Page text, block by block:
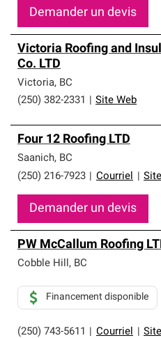
Demander un devis
Victoria Roofing and
Co. LTD
Victoria, BC
(250) 382-2331
Site Web
Four 12 Roofing LTD
Saanich, BC
(250) 216-7923
Courriel
Demander un devis
PW McCallum Roofing
Cobble Hill, BC
(250) 743-5611 Courriel
Financement disponible